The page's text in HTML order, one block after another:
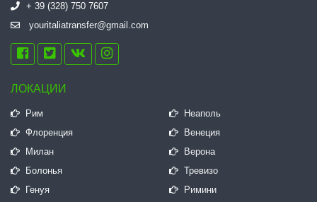
+ 39 (328) 750 7607
youritaliatransfer@gmail.com
ЛОКАЦИИ
Рим
Неаполь
Флоренция
Венеция
Милан
Верона
Болонья
Тревизо
Генуя
Римини